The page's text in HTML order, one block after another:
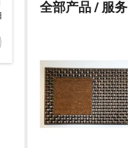
全部产品 / 服务